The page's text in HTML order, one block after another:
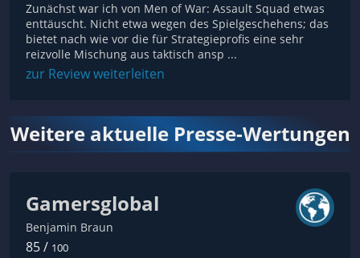
Zunächst war ich von Men of War: Assault Squad etwas
enttäuscht. Nicht etwa wegen des Spielgeschehens; das
bietet nach wie vor die für Strategieprofis eine sehr
reizvolle Mischung aus taktisch ansp ...
zur Review weiterleiten
Weitere aktuelle Presse-Wertungen
Gamersglobal
Benjamin Braun
85 / 100